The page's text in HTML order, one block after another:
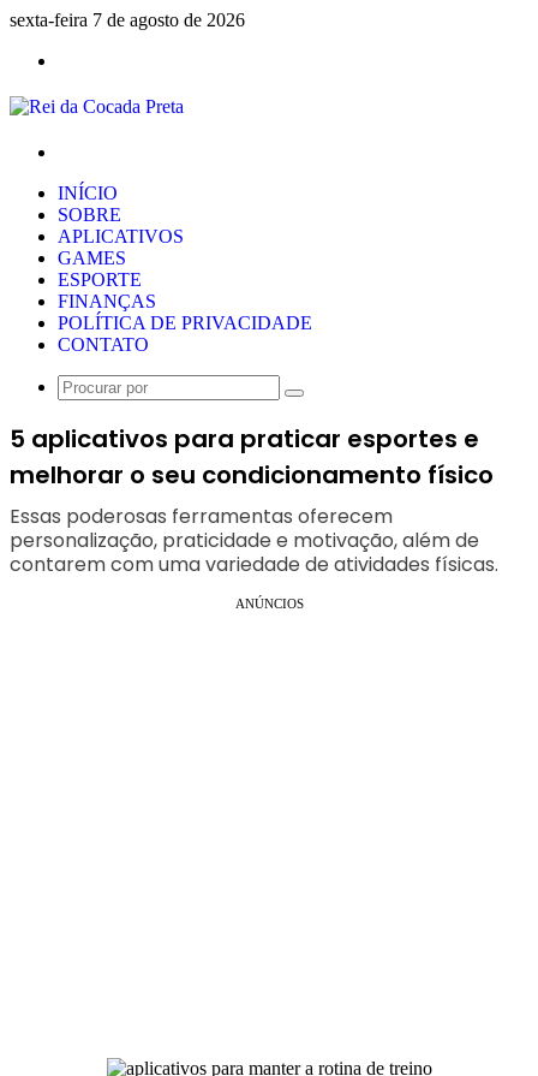
sexta-feira 7 de agosto de 2026
INÍCIO
SOBRE
APLICATIVOS
GAMES
ESPORTE
FINANÇAS
POLÍTICA DE PRIVACIDADE
CONTATO
Procurar
5 aplicativos para praticar esportes e
melhorar o seu condicionamento físico
Essas poderosas ferramentas oferecem
personalização, praticidade e motivação, além de
contarem com uma variedade de atividades físicas.
ANÚNCIOS